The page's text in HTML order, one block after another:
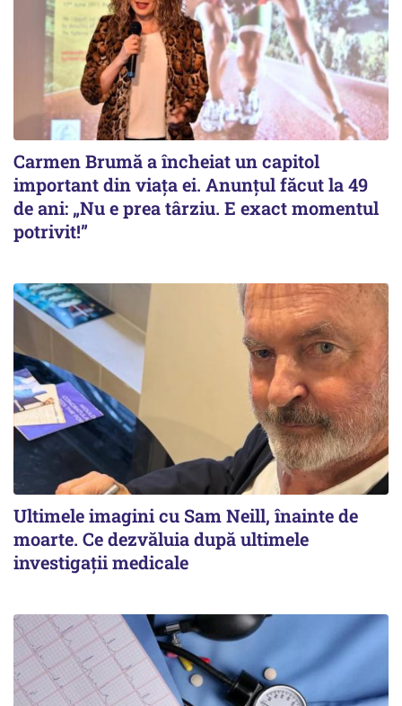
Carmen Brumă a încheiat un capitol
important din viața ei. Anunțul făcut la 49
de ani: „Nu e prea târziu. E exact momentul
potrivit!”
Ultimele imagini cu Sam Neill, înainte de
moarte. Ce dezvăluia după ultimele
investigații medicale